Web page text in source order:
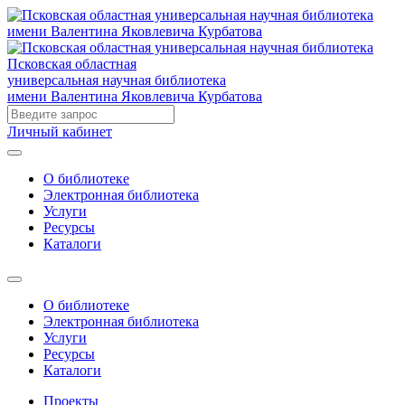
Псковская областная
универсальная научная библиотека
имени Валентина Яковлевича Курбатова
Личный кабинет
О библиотеке
Электронная библиотека
Услуги
Ресурсы
Каталоги
О библиотеке
Электронная библиотека
Услуги
Ресурсы
Каталоги
Проекты